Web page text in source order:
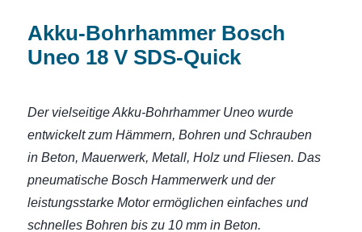
Akku-Bohrhammer Bosch
Uneo 18 V SDS-Quick
Der vielseitige Akku-Bohrhammer Uneo wurde
entwickelt zum Hämmern, Bohren und Schrauben
in Beton, Mauerwerk, Metall, Holz und Fliesen. Das
pneumatische Bosch Hammerwerk und der
leistungsstarke Motor ermöglichen einfaches und
schnelles Bohren bis zu 10 mm in Beton.